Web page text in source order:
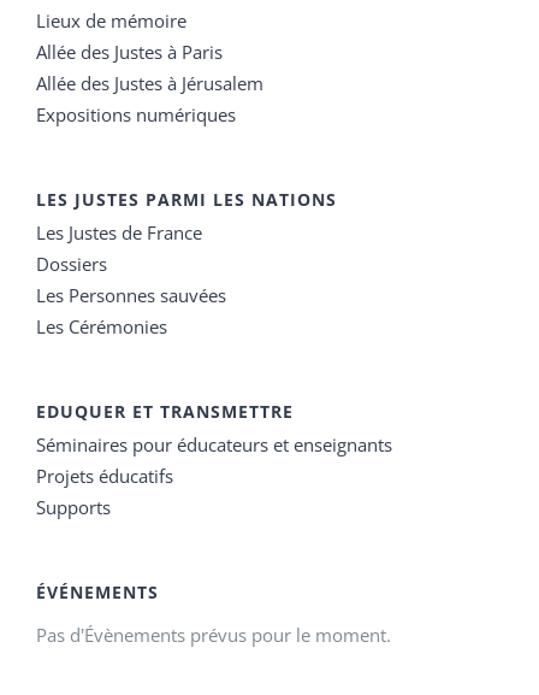
Lieux de mémoire
Allée des Justes à Paris
Allée des Justes à Jérusalem
Expositions numériques
LES JUSTES PARMI LES NATIONS
Les Justes de France
Dossiers
Les Personnes sauvées
Les Cérémonies
EDUQUER ET TRANSMETTRE
Séminaires pour éducateurs et enseignants
Projets éducatifs
Supports
ÉVÉNEMENTS
Pas d'Évènements prévus pour le moment.